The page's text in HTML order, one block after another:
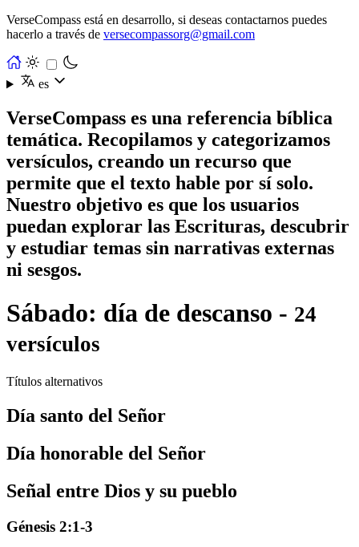
VerseCompass está en desarrollo, si deseas contactarnos puedes
hacerlo a través de versecompassorg@gmail.com
es
VerseCompass es una referencia bíblica
temática. Recopilamos y categorizamos
versículos, creando un recurso que
permite que el texto hable por sí solo.
Nuestro objetivo es que los usuarios
puedan explorar las Escrituras, descubrir
y estudiar temas sin narrativas externas
ni sesgos.
Sábado: día de descanso - 24
versículos
Títulos alternativos
Día santo del Señor
Día honorable del Señor
Señal entre Dios y su pueblo
Génesis 2:1-3